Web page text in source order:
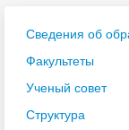
Сведения об
Факультеты
Ученый совет
Структура